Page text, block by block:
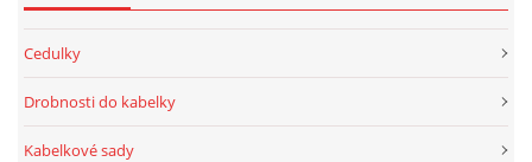
Cedulky
Drobnosti do kabelky
Kabelkové sady